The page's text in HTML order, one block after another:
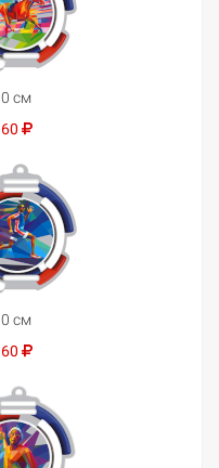
0 см
60
0 см
60